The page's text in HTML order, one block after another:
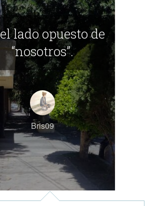
lado opuesto de
“nosotros”.
Bris09